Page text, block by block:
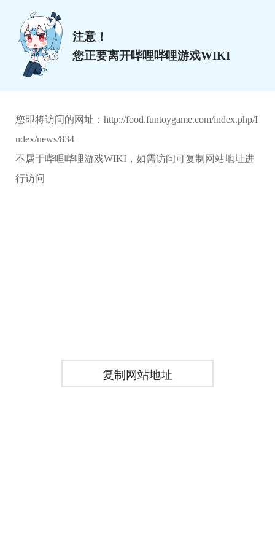
注意！
您正要离开哔哩哔哩游戏WIKI
您即将访问的网址： http://food.funtoygame.com/index.php/I
ndex/news/834
不属于哔哩哔哩游戏WIKI，如需访问可复制网站地址进
行访问
复制网站地址